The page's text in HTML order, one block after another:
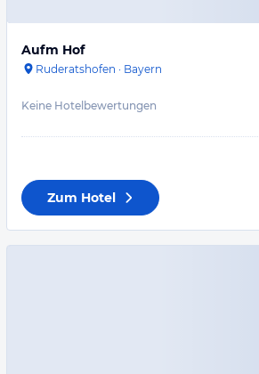
Aufm Hof
Ruderatshofen · Bayern
Keine Hotelbewertungen
Zum Hotel